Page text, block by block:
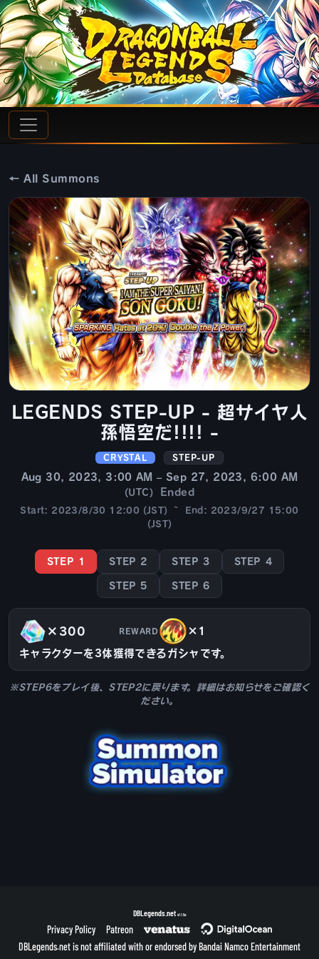
← All Summons
LEGENDS STEP-UP - 超サイヤ人
孫悟空だ!!!! -
CRYSTAL STEP-UP
Aug 30, 2023, 3:00 AM – Sep 27, 2023, 6:00 AM
(UTC) Ended
Start: 2023/8/30 12:00 (JST) ~ End: 2023/9/27 15:00
(JST)
STEP 1 STEP 2 STEP 3 STEP 4
STEP 5 STEP 6
×300
キャラクターを3体獲得できるガシャです。
REWARD ×1
※STEP6をプレイ後、STEP2に戻ります。詳細はお知らせをご確認く
ださい。
DBLegends.net v1.1.5a
Privacy Policy
Patreon
DBLegends.net is not affiliated with or endorsed by Bandai Namco Entertainment